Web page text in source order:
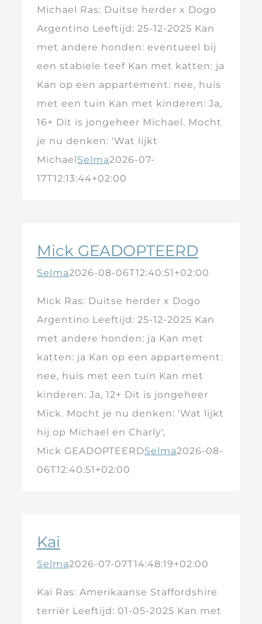
Michael Ras: Duitse herder x Dogo
Argentino Leeftijd: 25-12-2025 Kan
met andere honden: eventueel bij
een stabiele teef Kan met katten: ja
Kan op een appartement: nee, huis
met een tuin Kan met kinderen: Ja,
16+ Dit is jongeheer Michael. Mocht
je nu denken: 'Wat lijkt
MichaelSelma2026-07-
17T12:13:44+02:00
Mick GEADOPTEERD
Selma2026-08-06T12:40:51+02:00
Mick Ras: Duitse herder x Dogo
Argentino Leeftijd: 25-12-2025 Kan
met andere honden: ja Kan met
katten: ja Kan op een appartement:
nee, huis met een tuin Kan met
kinderen: Ja, 12+ Dit is jongeheer
Mick. Mocht je nu denken: 'Wat lijkt
hij op Michael en Charly',
Mick GEADOPTEERDSelma2026-08-
06T12:40:51+02:00
Kai
Selma2026-07-07T14:48:19+02:00
Kai Ras: Amerikaanse Staffordshire
terriër Leeftijd: 01-05-2025 Kan met